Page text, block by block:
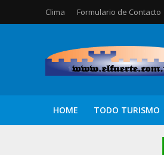
Clima Formulario de Contacto
HOME TODO TURISMO